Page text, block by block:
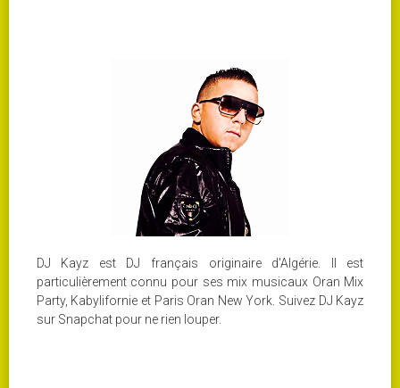
DJ Kayz est DJ français originaire d'Algérie. Il est
particulièrement connu pour ses mix musicaux Oran Mix
Party, Kabylifornie et Paris Oran New York. Suivez DJ Kayz
sur Snapchat pour ne rien louper.